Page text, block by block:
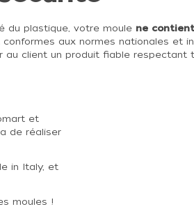
du plastique, votre moule ne
aux normes nationales et
client un produit fiable respectant
et
de réaliser
in Italy, et
moules !